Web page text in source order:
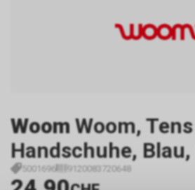
Woom Woom,
Handschuhe, Blau,
5001696 9120083720648